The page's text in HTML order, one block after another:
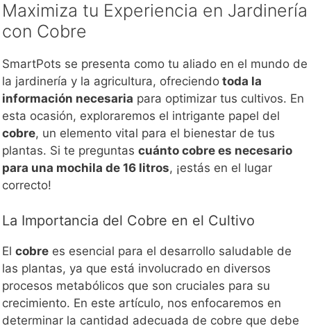
Maximiza tu Experiencia en Jardinería
con Cobre
SmartPots se presenta como tu aliado en el mundo de
la jardinería y la agricultura, ofreciendo toda la
información necesaria para optimizar tus cultivos. En
esta ocasión, exploraremos el intrigante papel del
cobre, un elemento vital para el bienestar de tus
plantas. Si te preguntas cuánto cobre es necesario
para una mochila de 16 litros, ¡estás en el lugar
correcto!
La Importancia del Cobre en el Cultivo
El cobre es esencial para el desarrollo saludable de
las plantas, ya que está involucrado en diversos
procesos metabólicos que son cruciales para su
crecimiento. En este artículo, nos enfocaremos en
determinar la cantidad adecuada de cobre que debe